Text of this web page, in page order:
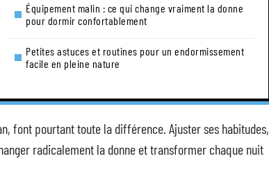
Équipement malin : ce qui change vraiment la donne
pour dormir confortablement
Petites astuces et routines pour un endormissement
facile en pleine nature
font pourtant toute la différence. Ajuster ses habitudes,
radicalement la donne et transformer chaque nuit